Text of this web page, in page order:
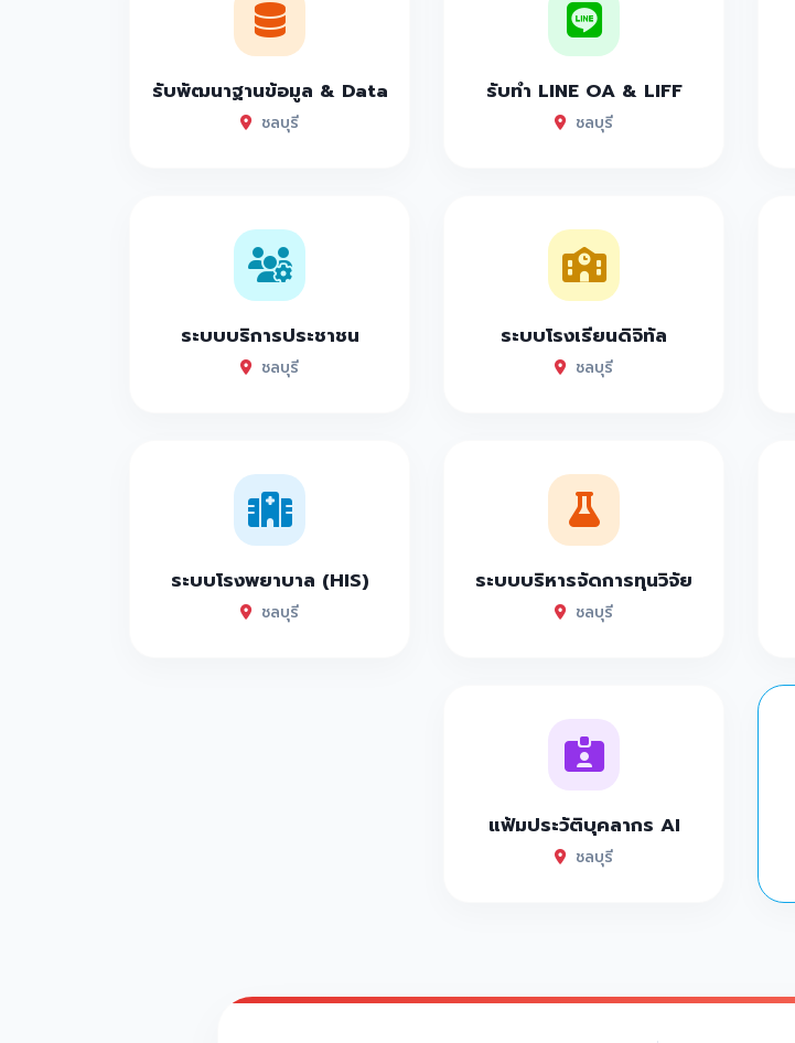
รับพัฒนาฐานข้อมูล & Data
ชลบุรี
รับทำ LINE OA & LIFF
ชลบุรี
ระบบบริการประชาชน
ชลบุรี
ระบบโรงเรียนดิจิทัล
ชลบุรี
ระบบโรงพยาบาล (HIS)
ชลบุรี
ระบบบริหารจัดการทุนวิจัย
ชลบุรี
แฟ้มประวัติบุคลากร AI
ชลบุรี